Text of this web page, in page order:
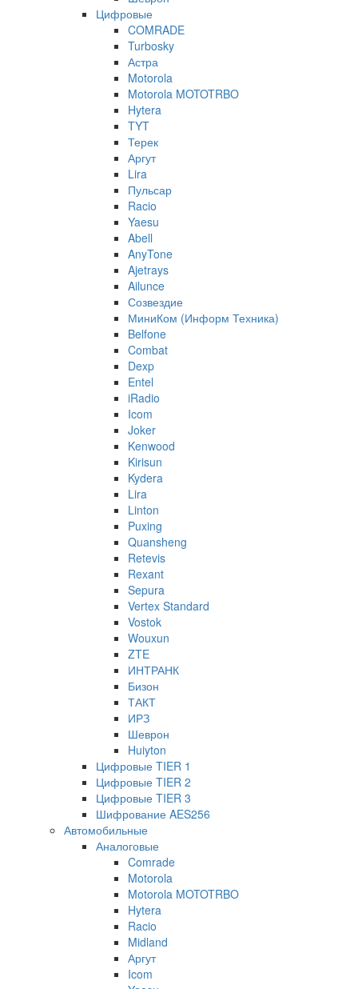
Цифровые
COMRADE
Turbosky
Астра
Motorola
Motorola MOTOTRBO
Hytera
TYT
Терек
Аргут
Lira
Пульсар
Racio
Yaesu
Abell
AnyTone
Ajetrays
Ailunce
Созвездие
МиниКом (Информ Техника)
Belfone
Combat
Dexp
Entel
iRadio
Icom
Joker
Kenwood
Kirisun
Kydera
Lira
Linton
Puxing
Quansheng
Retevis
Rexant
Sepura
Vertex Standard
Vostok
Wouxun
ZTE
ИНТРАНК
Бизон
ТАКТ
ИРЗ
Шеврон
Huiyton
Цифровые TIER 1
Цифровые TIER 2
Цифровые TIER 3
Шифрование AES256
Автомобильные
Аналоговые
Comrade
Motorola
Motorola MOTOTRBO
Hytera
Racio
Midland
Аргут
Icom